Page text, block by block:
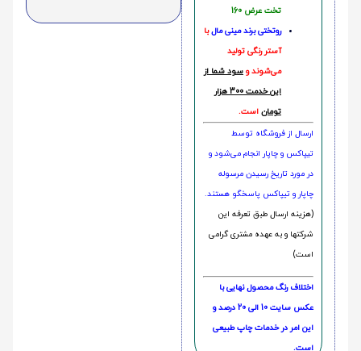
تخت عرض 160
روتختی‌ برند مینی مالبا
آستر رنگی تولید
می‌شوند و سود شما از
این خدمت 300 هزار
تومان است.
ارسال از فروشگاه توسط
تیپاکس و چاپار انجام می‌شود و
در مورد تاریخ رسیدن مرسوله
چاپار و تیپاکس پاسخگو هستند.
(هزینه ارسال طبق تعرفه این
شرکتها و به عهده مشتری گرامی
است)
اختلاف رنگ محصول نهایی با
عکس سایت 10 الی 20 درصد و
این امر در خدمات چاپ طبیعی
است.